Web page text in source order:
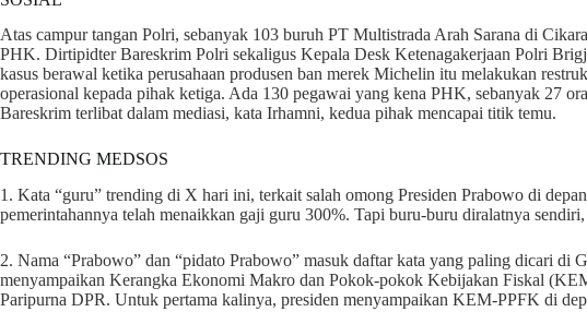
Atas campur tangan Polri, sebanyak 103 buruh PT Multistrada Arah Sarana di
PHK. Dirtipidter Bareskrim Polri sekaligus Kepala Desk Ketenagakerjaan Polri
kasus berawal ketika perusahaan produsen ban merek Michelin itu melakukan
operasional kepada pihak ketiga. Ada 130 pegawai yang kena PHK, sebanyak 27
Bareskrim terlibat dalam mediasi, kata Irhamni, kedua pihak mencapai titik temu.
TRENDING MEDSOS
1. Kata “guru” trending di X hari ini, terkait salah omong Presiden Prabowo di
pemerintahannya telah menaikkan gaji guru 300%. Tapi buru-buru diralatnya
2. Nama “Prabowo” dan “pidato Prabowo” masuk daftar kata yang paling dicari di
menyampaikan Kerangka Ekonomi Makro dan Pokok-pokok Kebijakan Fiskal
Paripurna DPR. Untuk pertama kalinya, presiden menyampaikan KEM-PPFK di